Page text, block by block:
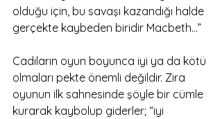
olduğu için, bu savaşı kazandığı halde
gerçekte kaybeden biridir Macbeth…”
Cadıların oyun boyunca iyi ya da kötü
olmaları pekte önemli değildir. Zira
oyunun ilk sahnesinde şöyle bir cümle
kurarak kaybolup giderler; “iyi